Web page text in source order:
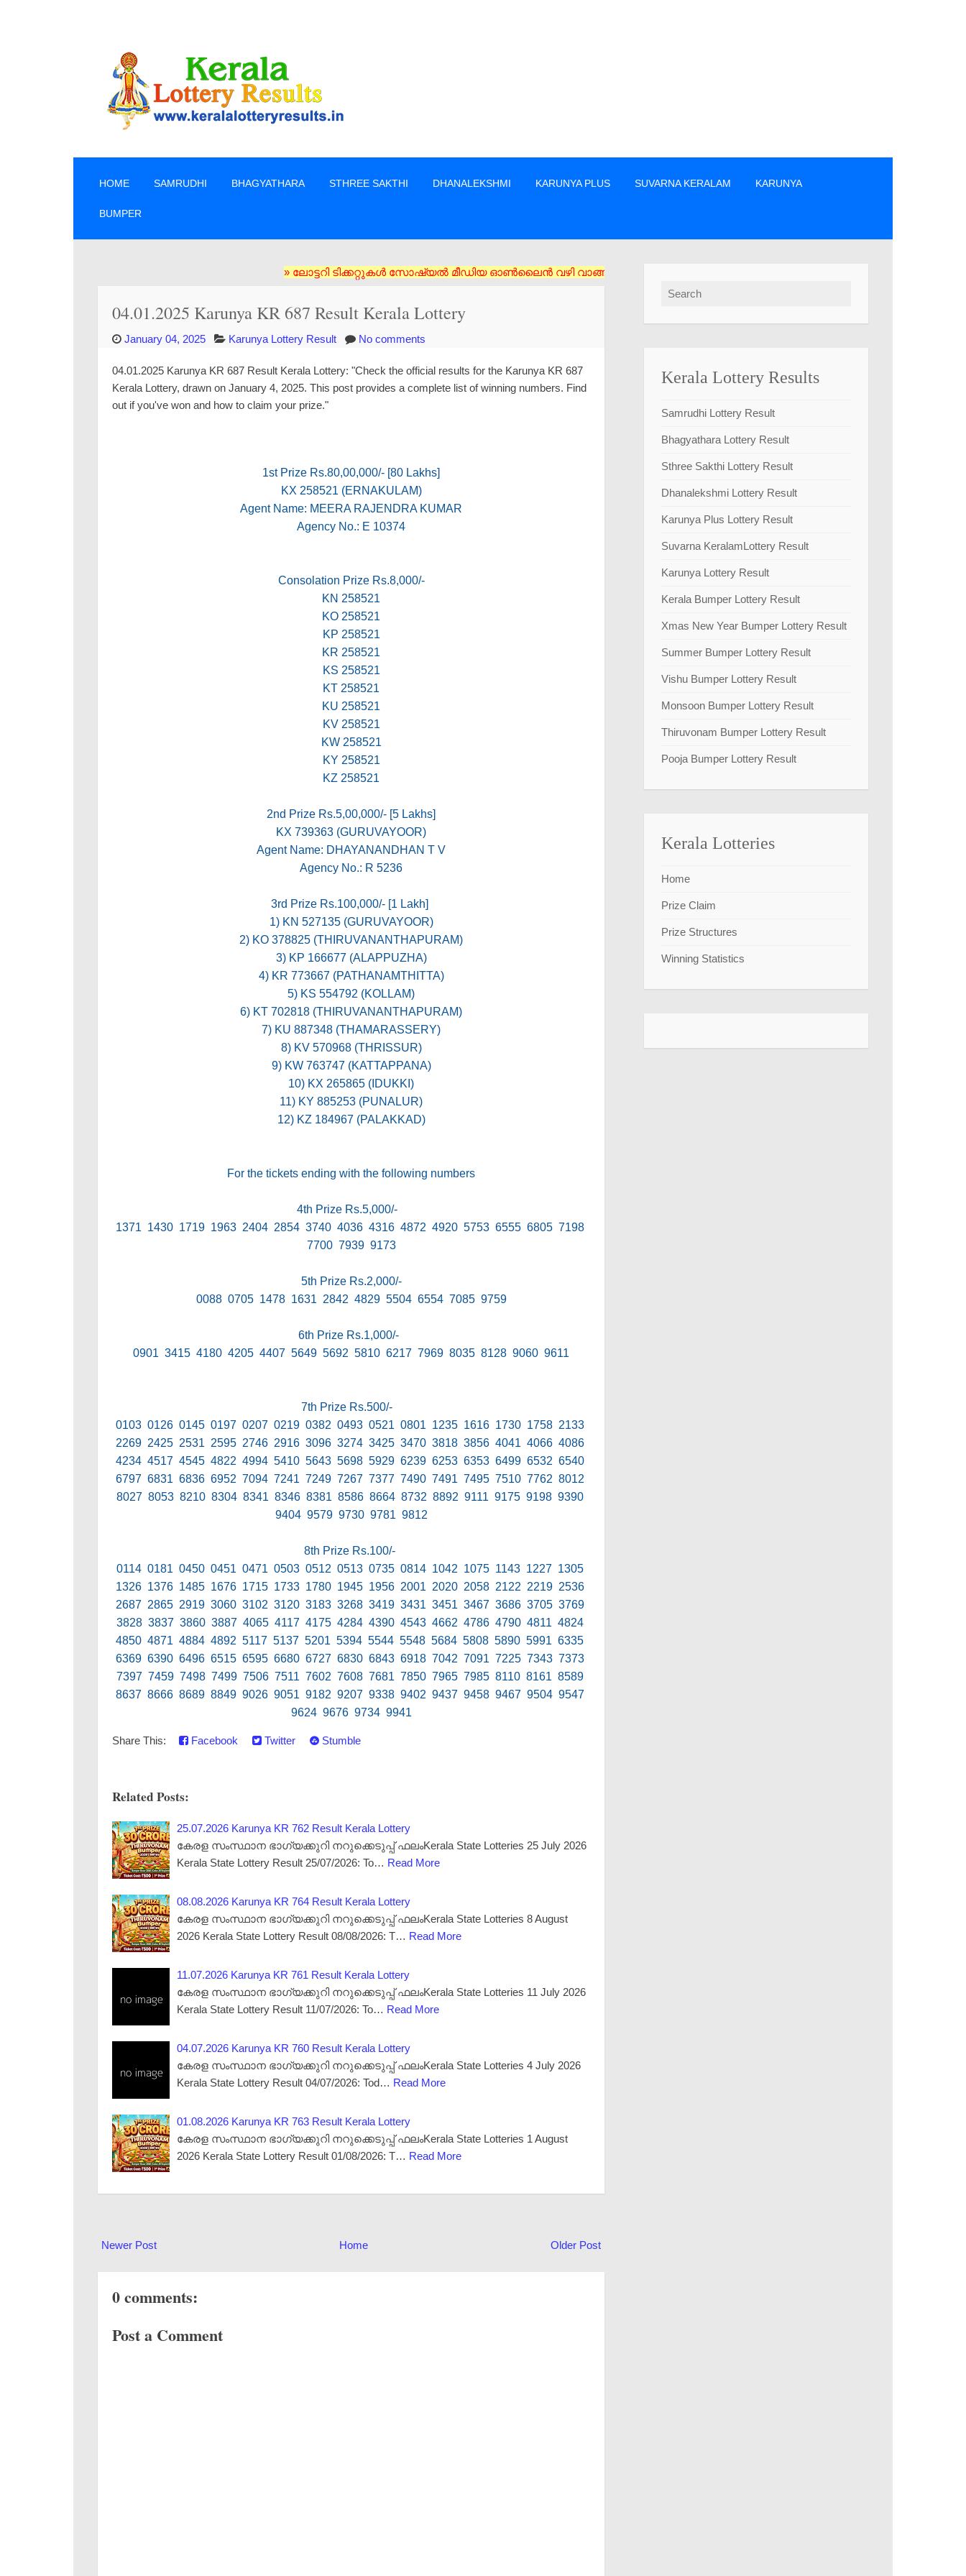
HOME SAMRUDHI BHAGYATHARA STHREE SAKTHI DHANALEKSHMI KARUNYA PLUS SUVARNA KERALAM KARUNYA
BUMPER
» ലോട്ടറി ടിക്കറ്റുകൾ സോഷ്യൽ മീഡിയ ഓൺലൈൻ വഴി വാങ്ങരുത് അംഗീകൃത ഏജൻസി/വിൽപ്പനക്കാർ എന്നിവരിൽ നിന്നും നേരിട്ടു മാത്രം ടിക്കറ്റുകൾ
04.01.2025 Karunya KR 687 Result Kerala Lottery
January 04, 2025 Karunya Lottery Result No comments
04.01.2025 Karunya KR 687 Result Kerala Lottery: "Check the official results for the Karunya KR 687
Kerala Lottery, drawn on January 4, 2025. This post provides a complete list of winning numbers. Find
out if you've won and how to claim your prize."
1st Prize Rs.80,00,000/- [80 Lakhs]
KX 258521 (ERNAKULAM)
Agent Name: MEERA RAJENDRA KUMAR
Agency No.: E 10374
Consolation Prize Rs.8,000/-
KN 258521
KO 258521
KP 258521
KR 258521
KS 258521
KT 258521
KU 258521
KV 258521
KW 258521
KY 258521
KZ 258521
2nd Prize Rs.5,00,000/- [5 Lakhs]
KX 739363 (GURUVAYOOR)
Agent Name: DHAYANANDHAN T V
Agency No.: R 5236
3rd Prize Rs.100,000/- [1 Lakh]
1) KN 527135 (GURUVAYOOR)
2) KO 378825 (THIRUVANANTHAPURAM)
3) KP 166677 (ALAPPUZHA)
4) KR 773667 (PATHANAMTHITTA)
5) KS 554792 (KOLLAM)
6) KT 702818 (THIRUVANANTHAPURAM)
7) KU 887348 (THAMARASSERY)
8) KV 570968 (THRISSUR)
9) KW 763747 (KATTAPPANA)
10) KX 265865 (IDUKKI)
11) KY 885253 (PUNALUR)
12) KZ 184967 (PALAKKAD)
For the tickets ending with the following numbers
4th Prize Rs.5,000/-
1371 1430 1719 1963 2404 2854 3740 4036 4316 4872 4920 5753 6555 6805 7198
7700 7939 9173
5th Prize Rs.2,000/-
0088 0705 1478 1631 2842 4829 5504 6554 7085 9759
6th Prize Rs.1,000/-
0901 3415 4180 4205 4407 5649 5692 5810 6217 7969 8035 8128 9060 9611
7th Prize Rs.500/-
0103 0126 0145 0197 0207 0219 0382 0493 0521 0801 1235 1616 1730 1758 2133
2269 2425 2531 2595 2746 2916 3096 3274 3425 3470 3818 3856 4041 4066 4086
4234 4517 4545 4822 4994 5410 5643 5698 5929 6239 6253 6353 6499 6532 6540
6797 6831 6836 6952 7094 7241 7249 7267 7377 7490 7491 7495 7510 7762 8012
8027 8053 8210 8304 8341 8346 8381 8586 8664 8732 8892 9111 9175 9198 9390
9404 9579 9730 9781 9812
8th Prize Rs.100/-
0114 0181 0450 0451 0471 0503 0512 0513 0735 0814 1042 1075 1143 1227 1305
1326 1376 1485 1676 1715 1733 1780 1945 1956 2001 2020 2058 2122 2219 2536
2687 2865 2919 3060 3102 3120 3183 3268 3419 3431 3451 3467 3686 3705 3769
3828 3837 3860 3887 4065 4117 4175 4284 4390 4543 4662 4786 4790 4811 4824
4850 4871 4884 4892 5117 5137 5201 5394 5544 5548 5684 5808 5890 5991 6335
6369 6390 6496 6515 6595 6680 6727 6830 6843 6918 7042 7091 7225 7343 7373
7397 7459 7498 7499 7506 7511 7602 7608 7681 7850 7965 7985 8110 8161 8589
8637 8666 8689 8849 9026 9051 9182 9207 9338 9402 9437 9458 9467 9504 9547
9624 9676 9734 9941
Share This: Facebook Twitter Stumble
Related Posts:
25.07.2026 Karunya KR 762 Result Kerala Lottery
കേരള സംസ്ഥാന ഭാഗ്യക്കുറി നറുക്കെടുപ്പ് ഫലംKerala State Lotteries 25 July 2026
Kerala State Lottery Result 25/07/2026: To… Read More
08.08.2026 Karunya KR 764 Result Kerala Lottery
കേരള സംസ്ഥാന ഭാഗ്യക്കുറി നറുക്കെടുപ്പ് ഫലംKerala State Lotteries 8 August
2026 Kerala State Lottery Result 08/08/2026: T… Read More
11.07.2026 Karunya KR 761 Result Kerala Lottery
കേരള സംസ്ഥാന ഭാഗ്യക്കുറി നറുക്കെടുപ്പ് ഫലംKerala State Lotteries 11 July 2026
Kerala State Lottery Result 11/07/2026: To… Read More
04.07.2026 Karunya KR 760 Result Kerala Lottery
കേരള സംസ്ഥാന ഭാഗ്യക്കുറി നറുക്കെടുപ്പ് ഫലംKerala State Lotteries 4 July 2026
Kerala State Lottery Result 04/07/2026: Tod… Read More
01.08.2026 Karunya KR 763 Result Kerala Lottery
കേരള സംസ്ഥാന ഭാഗ്യക്കുറി നറുക്കെടുപ്പ് ഫലംKerala State Lotteries 1 August
2026 Kerala State Lottery Result 01/08/2026: T… Read More
Newer Post Older Post
Home
0 comments:
Post a Comment
Search for:
Kerala Lottery Results
Samrudhi Lottery Result
Bhagyathara Lottery Result
Sthree Sakthi Lottery Result
Dhanalekshmi Lottery Result
Karunya Plus Lottery Result
Suvarna KeralamLottery Result
Karunya Lottery Result
Kerala Bumper Lottery Result
Xmas New Year Bumper Lottery Result
Summer Bumper Lottery Result
Vishu Bumper Lottery Result
Monsoon Bumper Lottery Result
Thiruvonam Bumper Lottery Result
Pooja Bumper Lottery Result
Kerala Lotteries
Home
Prize Claim
Prize Structures
Winning Statistics